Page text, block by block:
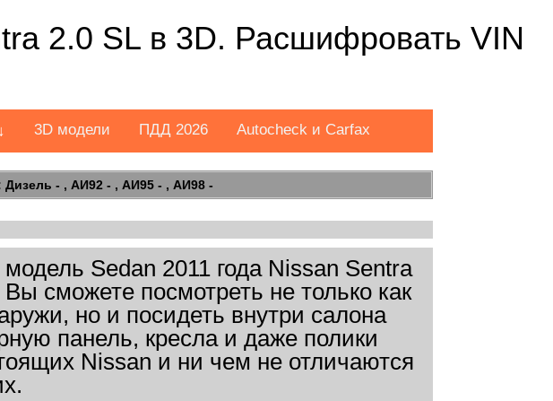
2.0 SL в 3D. Расшифровать VIN
3D модели ПДД 2026 Autocheck и Carfax
- , АИ92 - , АИ95 - , АИ98 -
Sedan 2011 года Nissan Sentra
сможете посмотреть не только как
но и посидеть внутри салона
панель, кресла и даже полики
Nissan и ни чем не отличаются